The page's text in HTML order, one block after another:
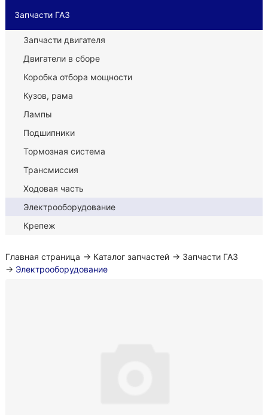
Запчасти ГАЗ
Запчасти двигателя
Двигатели в сборе
Коробка отбора мощности
Кузов, рама
Лампы
Подшипники
Тормозная система
Трансмиссия
Ходовая часть
Электрооборудование
Крепеж
Главная страница → Каталог запчастей → Запчасти ГАЗ
→ Электрооборудование